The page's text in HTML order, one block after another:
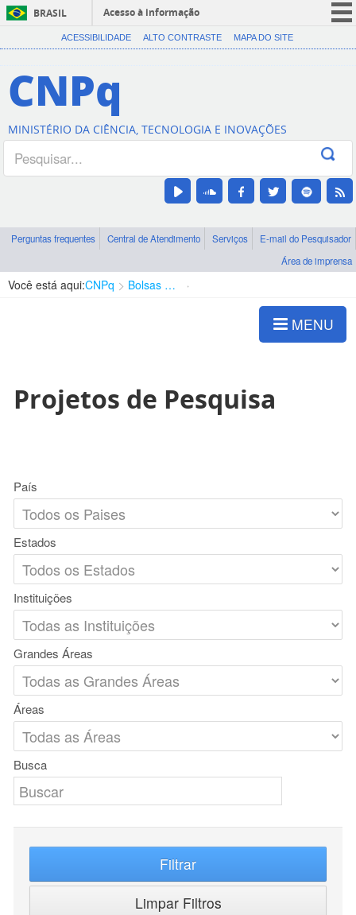
BRASIL
Acesso à informação
CORONAVÍRUS (COVID-19)
Canais
ACESSIBILIDADE ALTO CONTRASTE MAPA DO SITE
CNPq
MINISTÉRIO DA CIÊNCIA, TECNOLOGIA E INOVAÇÕES
Perguntas frequentes Central de Atendimento Serviços
E-mail do Pesquisador
Área de imprensa
Você está aqui:CNPq Bolsas e Auxílios Vigentes
MENU
Projetos de Pesquisa
País
Estados
Instituições
Grandes Áreas
Áreas
Busca
Filtrar
Limpar Filtros